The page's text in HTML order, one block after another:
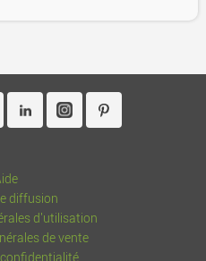
diffusion
d'utilisation
de vente